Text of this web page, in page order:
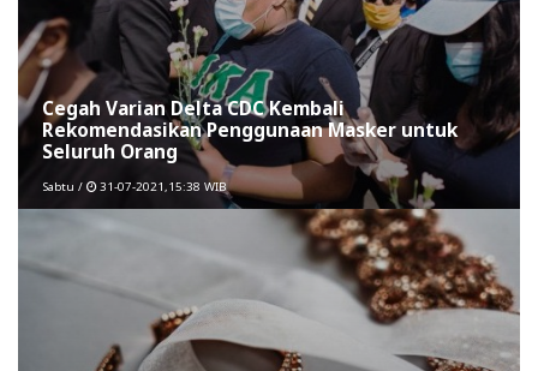
Cegah Varian Delta CDC Kembali
Rekomendasikan Penggunaan Masker untuk
Seluruh Orang
Sabtu / 31-07-2021,15:38 WIB